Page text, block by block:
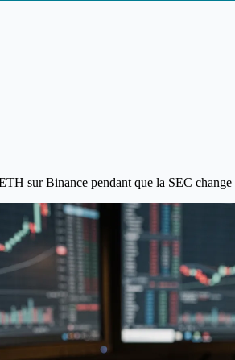
sur Binance pendant que la SEC change